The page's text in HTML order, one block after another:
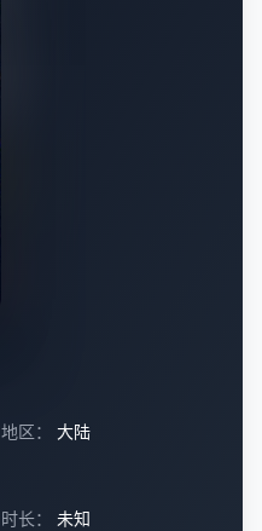
地区：
大陆
时长：
未知